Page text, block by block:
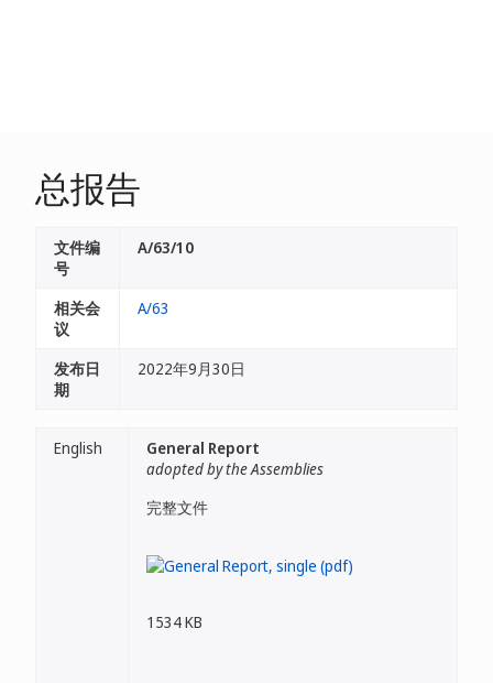
总报告
文件编
号
A/63/10
相关会
议
A/63
发布日
期
2022年9月30日
English
General Report
adopted by the Assemblies
完整文件
1534 KB